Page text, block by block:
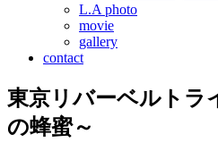
L.A photo
movie
gallery
contact
東京リバーベルトラ
の蜂蜜～